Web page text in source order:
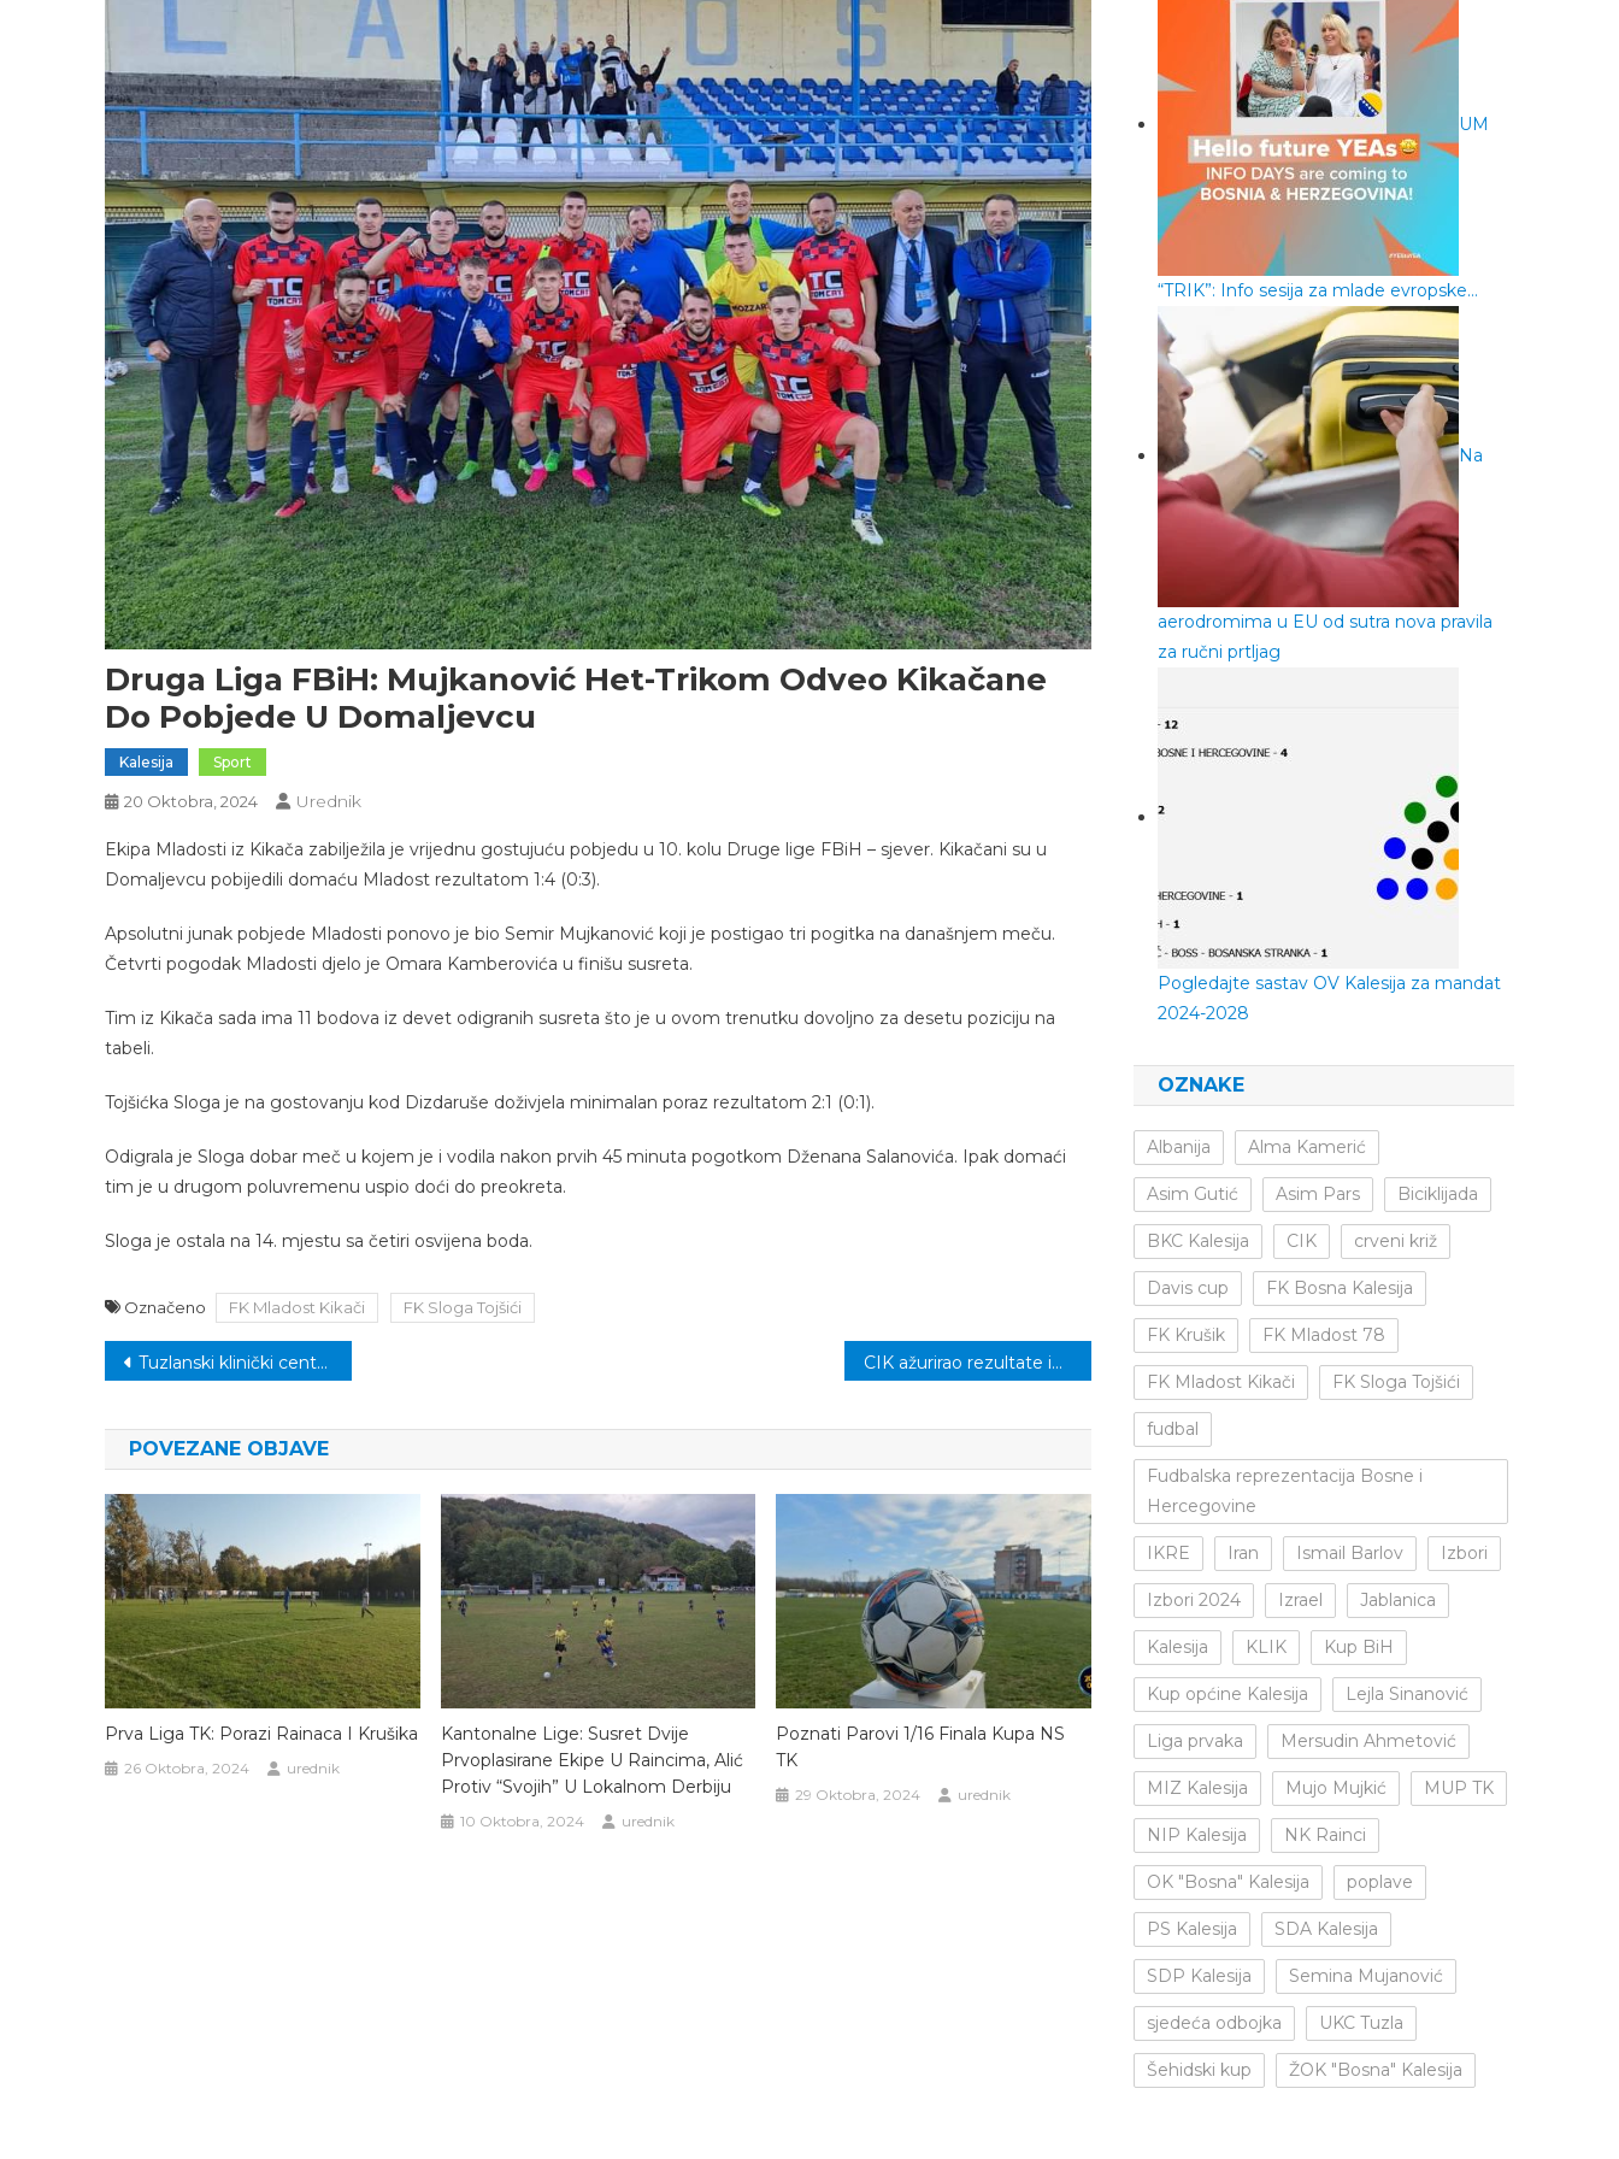
Druga Liga FBiH: Mujkanović Het-Trikom Odveo Kikačane
Do Pobjede U Domaljevcu
Kalesija Sport
20 Oktobra, 2024 Urednik
Ekipa Mladosti iz Kikača zabilježila je vrijednu gostujuću pobjedu u 10. kolu Druge lige FBiH – sjever. Kikačani su u
Domaljevcu pobijedili domaću Mladost rezultatom 1:4 (0:3).
Apsolutni junak pobjede Mladosti ponovo je bio Semir Mujkanović koji je postigao tri pogitka na današnjem meču.
Četvrti pogodak Mladosti djelo je Omara Kamberovića u finišu susreta.
Tim iz Kikača sada ima 11 bodova iz devet odigranih susreta što je u ovom trenutku dovoljno za desetu poziciju na
tabeli.
Tojšićka Sloga je na gostovanju kod Dizdaruše doživjela minimalan poraz rezultatom 2:1 (0:1).
Odigrala je Sloga dobar meč u kojem je i vodila nakon prvih 45 minuta pogotkom Dženana Salanovića. Ipak domaći
tim je u drugom poluvremenu uspio doći do preokreta.
Sloga je ostala na 14. mjestu sa četiri osvijena boda.
Označeno FK Mladost Kikači FK Sloga Tojšići
Navigacija
Tuzlanski klinički centar bi zbog politike mogao prestati pružati usluge pacijentima CIK ažurirao rezultate izbora: SDA dobila najveću podršku kalesijske dijaspore
POVEZANE OBJAVE
Prva Liga TK: Porazi Rainaca I Krušika
26 Oktobra, 2024 urednik
Kantonalne Lige: Susret Dvije
Prvoplasirane Ekipe U Raincima, Alić
Protiv “svojih” U Lokalnom Derbiju
10 Oktobra, 2024 urednik
Poznati Parovi 1/16 Finala Kupa NS
TK
29 Oktobra, 2024 urednik
UM
“TRIK”: Info sesija za mlade evropske…
Na
aerodromima u EU od sutra nova pravila
za ručni prtljag
Pogledajte sastav OV Kalesija za mandat
2024-2028
OZNAKE
Albanija Alma Kamerić
Asim Gutić Asim Pars Biciklijada
BKC Kalesija CIK crveni križ
Davis cup FK Bosna Kalesija
FK Krušik FK Mladost 78
FK Mladost Kikači FK Sloga Tojšići
fudbal
Fudbalska reprezentacija Bosne i
Hercegovine
IKRE Iran Ismail Barlov Izbori
Izbori 2024 Izrael Jablanica
Kalesija KLIK Kup BiH
Kup općine Kalesija Lejla Sinanović
Liga prvaka Mersudin Ahmetović
MIZ Kalesija Mujo Mujkić MUP TK
NIP Kalesija NK Rainci
OK "Bosna" Kalesija poplave
PS Kalesija SDA Kalesija
SDP Kalesija Semina Mujanović
sjedeća odbojka UKC Tuzla
Šehidski kup ŽOK "Bosna" Kalesija